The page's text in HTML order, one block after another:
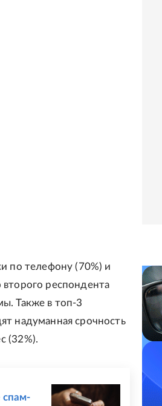
по телефону (70%) и
респондента
Также в топ-3
надуманная срочность
(32%).